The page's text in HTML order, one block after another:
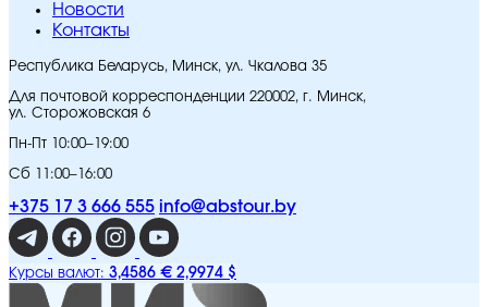
Новости
Контакты
Республика Беларусь, Минск, ул. Чкалова 35
Для почтовой корреспонденции 220002, г. Минск,
ул. Сторожовская 6
Пн-Пт 10:00–19:00
Сб 11:00–16:00
+375 17 3 666 555 info@abstour.by
Курсы валют: 3,4586 € 2,9974 $